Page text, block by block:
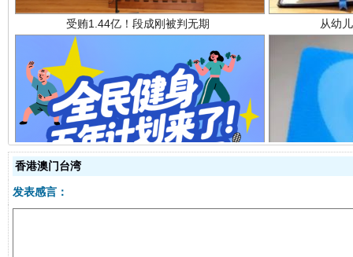
全民健身五年计划来了！等你上场
香港澳门台湾
发表感言：